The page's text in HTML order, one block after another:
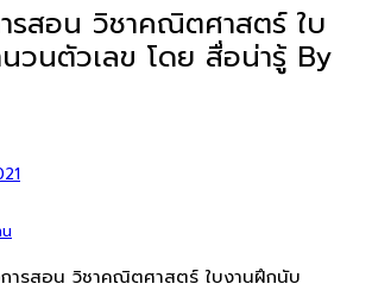
รสอน วิชาคณิตศาสตร์ ใบ
วนตัวเลข โดย สื่อน่ารู้ By